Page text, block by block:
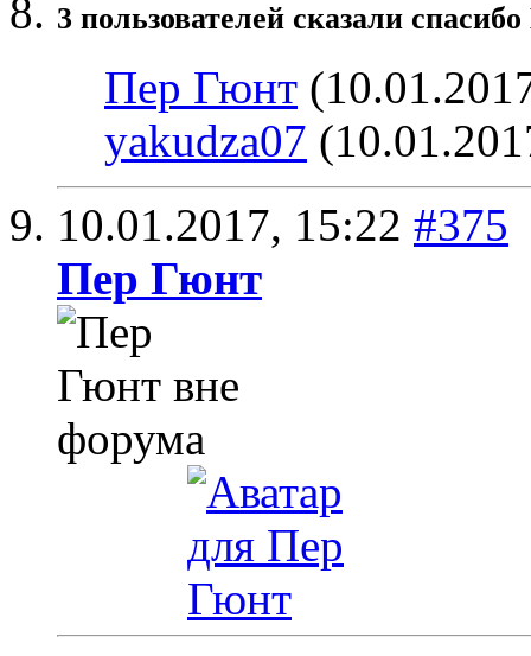
3 пользователей сказали
Пер Гюнт
yakudza07
10.01.2017, 15:22 #375
Пер Гюнт